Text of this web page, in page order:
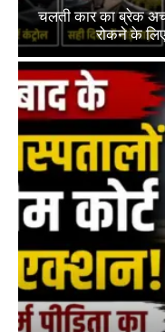
चलती कार का ब्रेक
रोकने के